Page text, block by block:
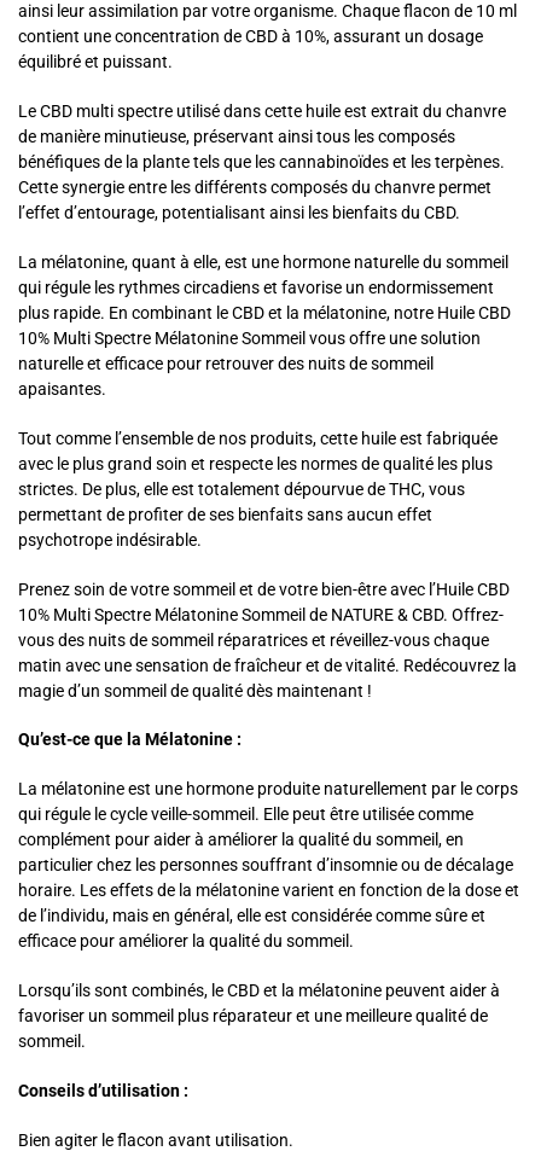
ainsi leur assimilation par votre organisme. Chaque flacon de 10 ml
contient une concentration de CBD à 10%, assurant un dosage
équilibré et puissant.
Le CBD multi spectre utilisé dans cette huile est extrait du chanvre
de manière minutieuse, préservant ainsi tous les composés
bénéfiques de la plante tels que les cannabinoïdes et les terpènes.
Cette synergie entre les différents composés du chanvre permet
l’effet d’entourage, potentialisant ainsi les bienfaits du CBD.
La mélatonine, quant à elle, est une hormone naturelle du sommeil
qui régule les rythmes circadiens et favorise un endormissement
plus rapide. En combinant le CBD et la mélatonine, notre Huile CBD
10% Multi Spectre Mélatonine Sommeil vous offre une solution
naturelle et efficace pour retrouver des nuits de sommeil
apaisantes.
Tout comme l’ensemble de nos produits, cette huile est fabriquée
avec le plus grand soin et respecte les normes de qualité les plus
strictes. De plus, elle est totalement dépourvue de THC, vous
permettant de profiter de ses bienfaits sans aucun effet
psychotrope indésirable.
Prenez soin de votre sommeil et de votre bien-être avec l’Huile CBD
10% Multi Spectre Mélatonine Sommeil de NATURE & CBD. Offrez-
vous des nuits de sommeil réparatrices et réveillez-vous chaque
matin avec une sensation de fraîcheur et de vitalité. Redécouvrez la
magie d’un sommeil de qualité dès maintenant !
Qu’est-ce que la Mélatonine :
La mélatonine est une hormone produite naturellement par le corps
qui régule le cycle veille-sommeil. Elle peut être utilisée comme
complément pour aider à améliorer la qualité du sommeil, en
particulier chez les personnes souffrant d’insomnie ou de décalage
horaire. Les effets de la mélatonine varient en fonction de la dose et
de l’individu, mais en général, elle est considérée comme sûre et
efficace pour améliorer la qualité du sommeil.
Lorsqu’ils sont combinés, le CBD et la mélatonine peuvent aider à
favoriser un sommeil plus réparateur et une meilleure qualité de
sommeil.
Conseils d’utilisation :
Bien agiter le flacon avant utilisation.